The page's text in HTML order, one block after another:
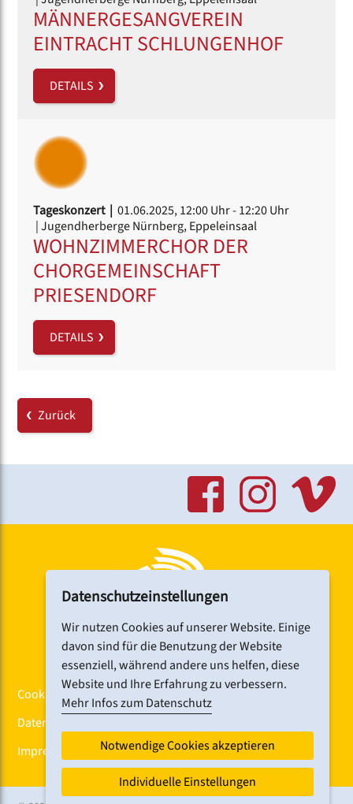
MÄNNERGESANGVEREIN
EINTRACHT SCHLUNGENHOF
DETAILS
Tageskonzert | 01.06.2025, 12:00 Uhr- 12:20 Uhr
| Jugendherberge Nürnberg, Eppeleinsaal
WOHNZIMMERCHOR DER
CHORGEMEINSCHAFT
PRIESENDORF
DETAILS
Zurück
Cookiebanner
Datenschutz
Impressum
Datenschutzeinstellungen
Wir nutzen Cookies auf unserer Website. Einige
davon sind für die Benutzung der Website
essenziell, während andere uns helfen, diese
Website und Ihre Erfahrung zu verbessern.
Mehr Infos zum Datenschutz
Notwendige Cookies akzeptieren
Individuelle Einstellungen